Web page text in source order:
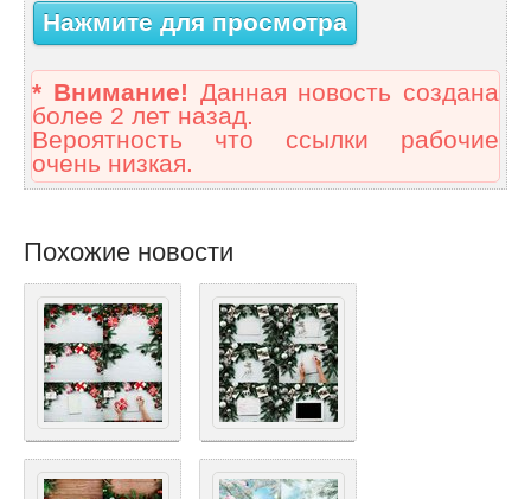
Нажмите для просмотра
* Внимание! Данная новость создана
более 2 лет назад.
Вероятность что ссылки рабочие
очень низкая.
Похожие новости